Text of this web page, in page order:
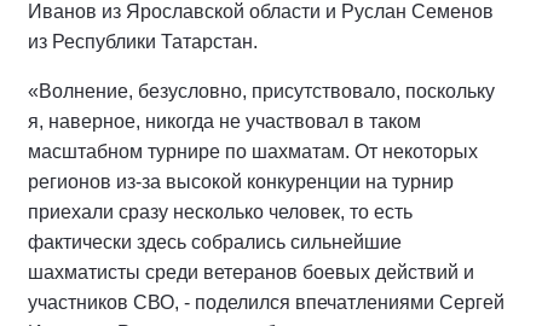
Иванов из Ярославской области и Руслан Семенов
из Республики Татарстан.
«Волнение, безусловно, присутствовало, поскольку
я, наверное, никогда не участвовал в таком
масштабном турнире по шахматам. От некоторых
регионов из-за высокой конкуренции на турнир
приехали сразу несколько человек, то есть
фактически здесь собрались сильнейшие
шахматисты среди ветеранов боевых действий и
участников СВО, - поделился впечатлениями Сергей